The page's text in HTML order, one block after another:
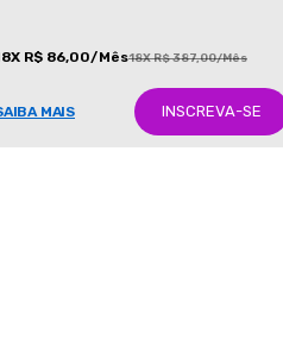
R$ 86,00/Mês18X R$ 387,00/Mês
MAIS INSCREVA-SE